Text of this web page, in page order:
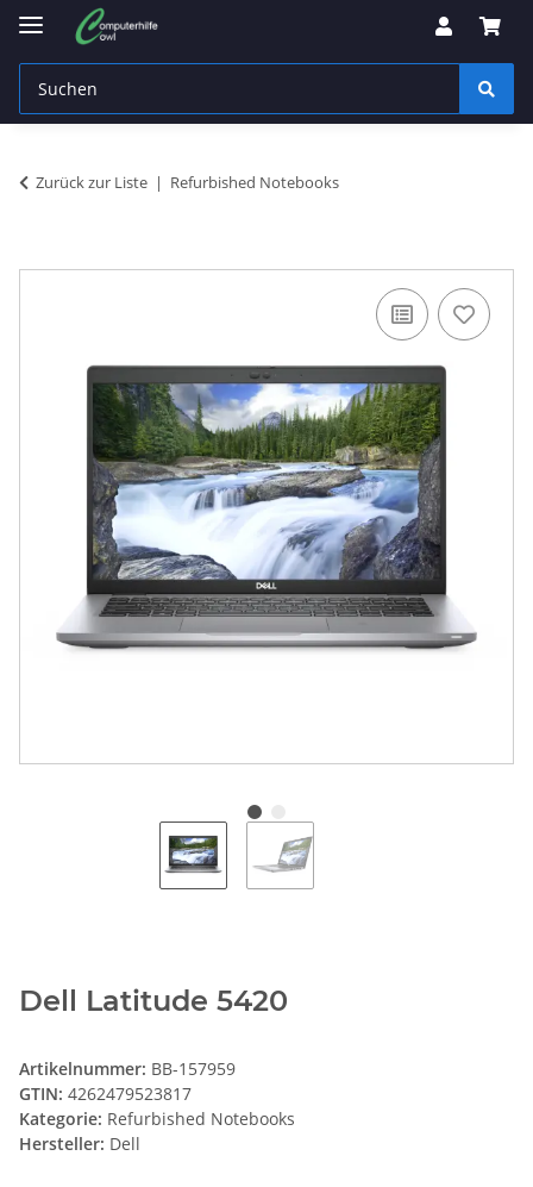
Zurück zur Liste Refurbished Notebooks
Dell Latitude 5420
Artikelnummer: BB-157959
GTIN: 4262479523817
Kategorie: Refurbished Notebooks
Hersteller: Dell